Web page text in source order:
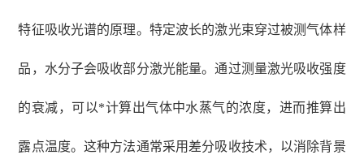
特征吸收光谱的原理。特定波长的激光束穿过被测气体样
品，水分子会吸收部分激光能量。通过测量激光吸收强度
的衰减，可以*计算出气体中水蒸气的浓度，进而推算出
露点温度。这种方法通常采用差分吸收技术，以消除背景